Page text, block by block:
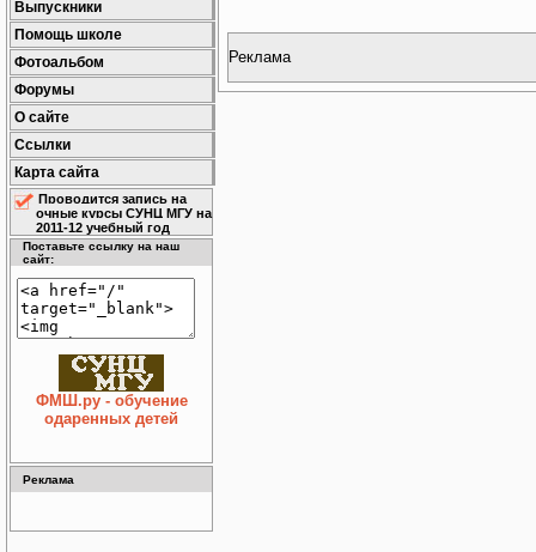
Выпускники
Помощь школе
Фотоальбом
Форумы
О сайте
Ссылки
Карта сайта
Проводится запись на
очные курсы СУНЦ МГУ на
2011-12 учебный год
Поставьте ссылку на наш
сайт:
ФМШ.ру - обучение
одаренных детей
Реклама
Реклама